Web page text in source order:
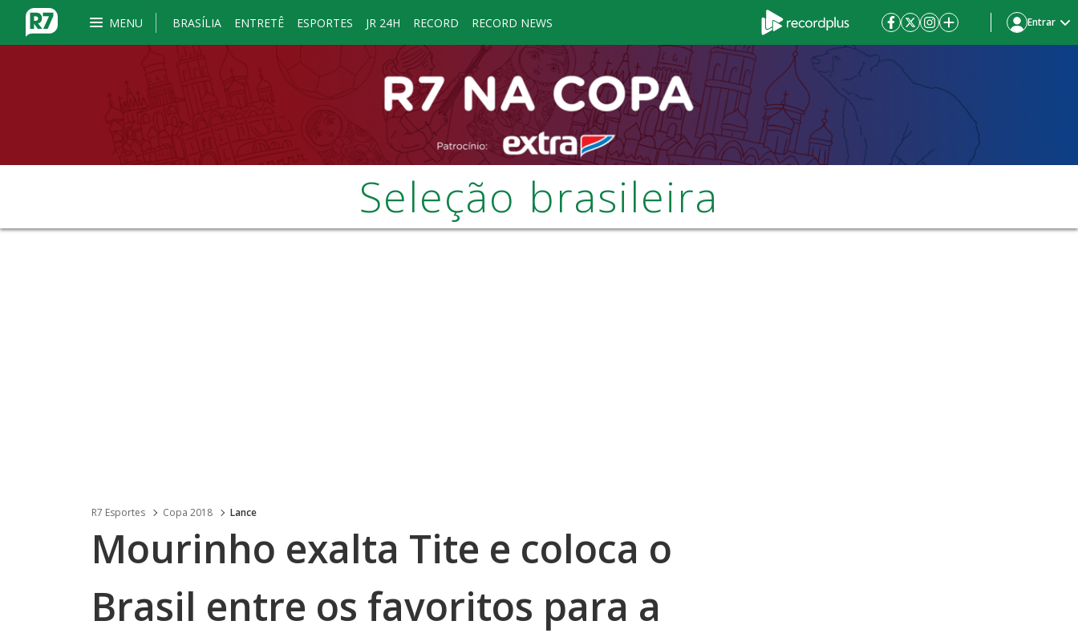
MENU BRASÍLIA ENTRETÊ ESPORTES JR 24H RECORD RECORD NEWS Entrar
Seleção brasileira
R7 Esportes Copa 2018 Lance
Mourinho exalta Tite e coloca o
Brasil entre os favoritos para a